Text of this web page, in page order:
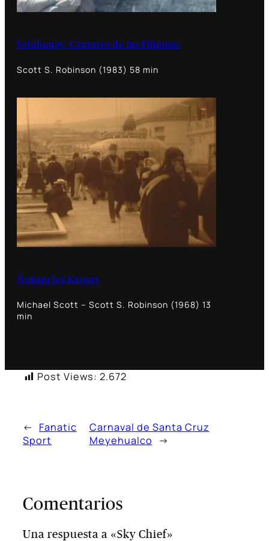
Salidumay. Cantares de las Filipinas
Scott S. Robinson (1983) 58 min
Ñukanchis Kausay
Michael Scott – Scott S. Robinson (1968) 13
min
Post Views: 2.672
←
Fanatic
Sport
Carnaval de Santa Cruz
Meyehualco
→
Comentarios
Una respuesta a «Sky Chief»